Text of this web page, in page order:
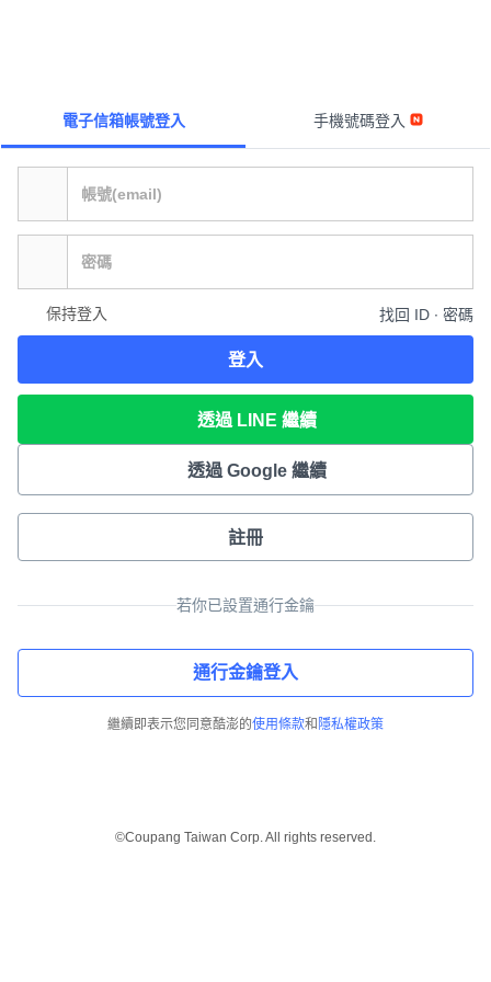
電子信箱帳號登入 手機號碼登入
保持登入 找回 ID ∙ 密碼
登入
透過 LINE 繼續
透過 Google 繼續
註冊
若你已設置通行金鑰
通行金鑰登入
繼續即表示您同意酷澎的使用條款和 隱私權政策
©Coupang Taiwan Corp. All rights reserved.